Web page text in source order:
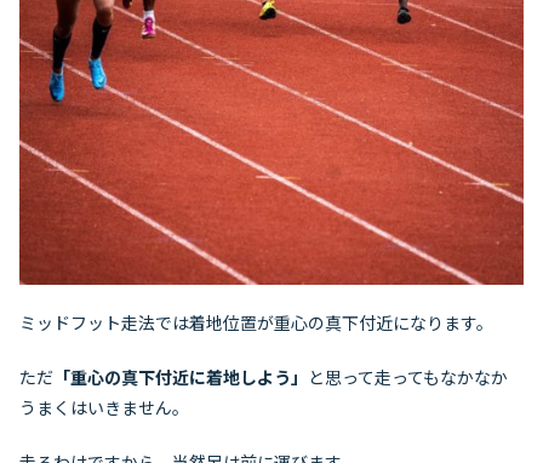
ミッドフット走法では着地位置が重心の真下付近になります。
ただ 「重心の真下付近に着地しよう」 と思って走ってもなかなか
うまくはいきません。